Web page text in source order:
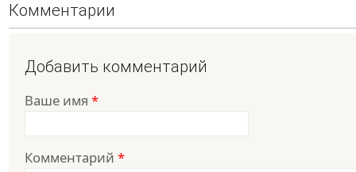
Комментарии
Добавить комментарий
Ваше имя *
Комментарий *